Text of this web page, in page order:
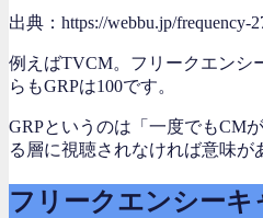
出典：https://webbu.jp/frequency-
例えばTVCM。フリークエンシ
らもGRPは100です。
GRPというのは「一度でもCM
る層に視聴されなければ意味が
フリークエンシーキ